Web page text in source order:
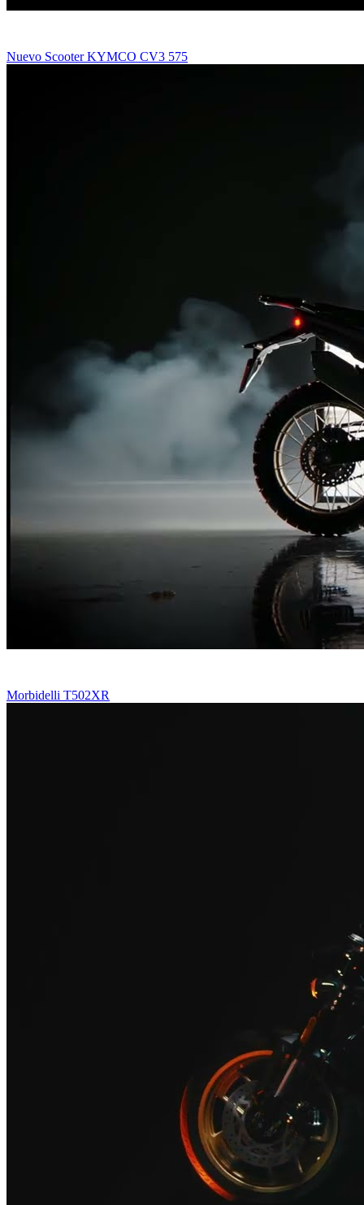
Nuevo Scooter KYMCO CV3 575
Morbidelli T502XR